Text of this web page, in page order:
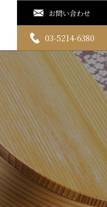
お問い合わせ
03-5214-6380